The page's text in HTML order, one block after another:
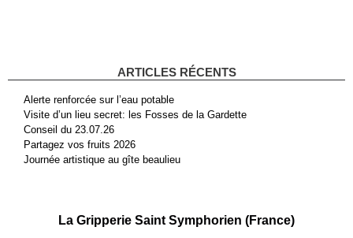
ARTICLES RÉCENTS
Alerte renforcée sur l’eau potable
Visite d’un lieu secret: les Fosses de la Gardette
Conseil du 23.07.26
Partagez vos fruits 2026
Journée artistique au gîte beaulieu
La Gripperie Saint Symphorien (France)